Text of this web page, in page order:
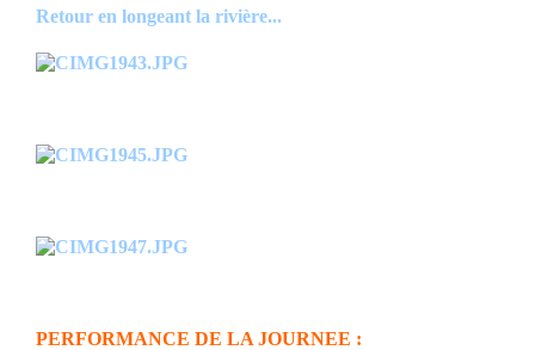
Retour en longeant la rivière...
PERFORMANCE DE LA JOURNEE :